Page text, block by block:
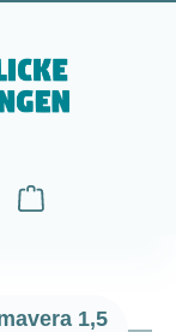
El carrito de
1,5